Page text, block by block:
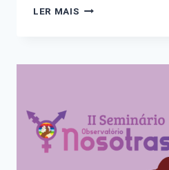
LER MAIS ATENÇÃO
DE